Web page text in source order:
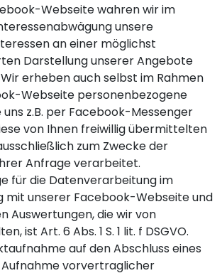
Webseite wahren wir im
unsere
an einer möglichst
Darstellung unserer Angebote
erheben auch selbst im Rahmen
Webseite personenbezogene
uns z.B. per Facebook-Messenger
von Ihnen freiwillig übermittelten
zum Zwecke der
Anfrage verarbeitet.
für die Datenverarbeitung im
mit unserer Facebook-Webseite und
Auswertungen, die wir von
ist Art. 6 Abs. 1 S. 1 lit. f DSGVO.
auf den Abschluss eines
vorvertraglicher